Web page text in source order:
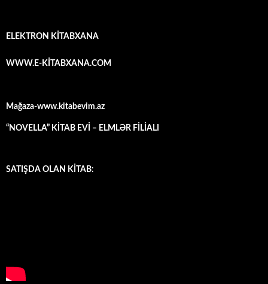
ELEKTRON KİTABXANA
WWW.E-KİTABXANA.COM
Mağaza-www.kitabevim.az
“NOVELLA” KİTAB EVİ – ELMLƏR FİLİALI
SATIŞDA OLAN KİTAB: